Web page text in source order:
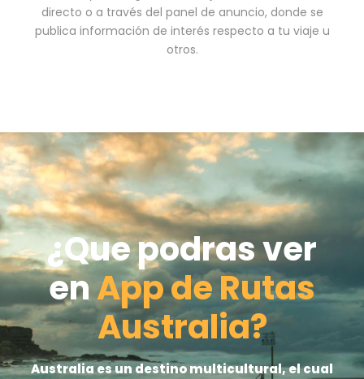
directo o a través del panel de anuncio, donde se
publica información de interés respecto a tu viaje u
otros.
¿Que podras ver
enApp de Rutas
Australia?
Australia es un destino multicultural, el cual